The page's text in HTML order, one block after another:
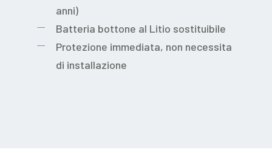
anni)
Batteria bottone al Litio sostituibile
Protezione immediata, non necessita
di installazione